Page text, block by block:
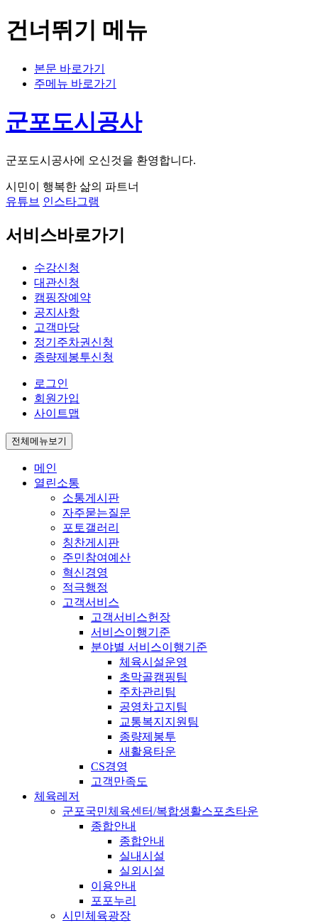
건너뛰기 메뉴
본문 바로가기
주메뉴 바로가기
군포도시공사
군포도시공사에 오신것을 환영합니다.
시민이 행복한 삶의 파트너
유튜브 인스타그램
서비스바로가기
수강신청
대관신청
캠핑장예약
공지사항
고객마당
정기주차권신청
종량제봉투신청
로그인
회원가입
사이트맵
전체메뉴보기
메인
열린소통
소통게시판
자주묻는질문
포토갤러리
칭찬게시판
주민참여예산
혁신경영
적극행정
고객서비스
고객서비스헌장
서비스이행기준
분야별 서비스이행기준
체육시설운영
초막골캠핑팀
주차관리팀
공영차고지팀
교통복지지원팀
종량제봉투
새활용타운
CS경영
고객만족도
체육레저
군포국민체육센터/복합생활스포츠타운
종합안내
종합안내
실내시설
실외시설
이용안내
포포누리
시민체육광장